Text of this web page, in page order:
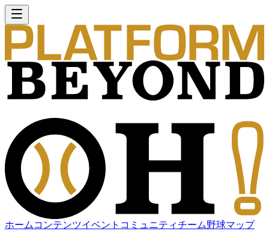
ホーム コンテンツイベント コミュニティチーム野球マップ